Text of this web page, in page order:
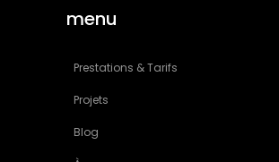
menu
Prestations & Tarifs
Projets
Blog